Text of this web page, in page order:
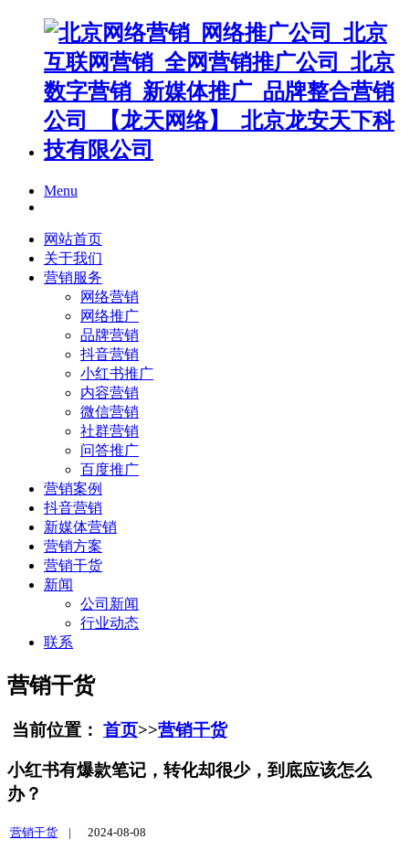
Menu
网站首页
关于我们
营销服务
网络营销
网络推广
品牌营销
抖音营销
小红书推广
内容营销
微信营销
社群营销
问答推广
百度推广
营销案例
抖音营销
新媒体营销
营销方案
营销干货
新闻
公司新闻
行业动态
联系
营销干货
当前位置： 首页>>营销干货
小红书有爆款笔记，转化却很少，到底应该怎么
办？
营销干货 | 2024-08-08